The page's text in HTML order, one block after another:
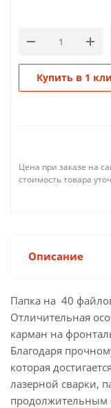
Купить в 1
Цена при заказе на
стоимость товара
Описание
Папка на 40
Отличительная
карман на
Благодаря
которая
лазерной сварки,
продолжительным